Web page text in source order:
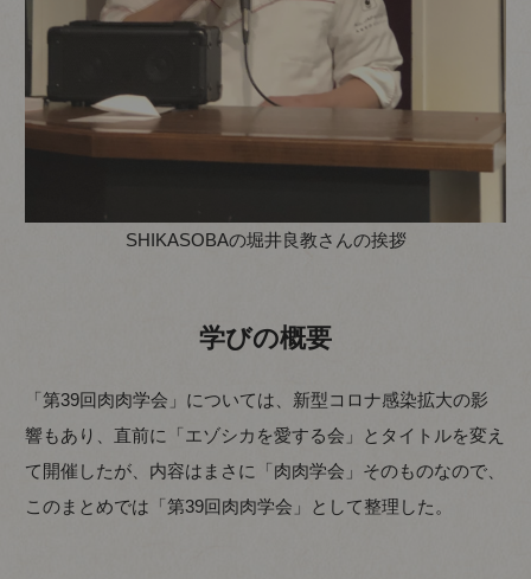
SHIKASOBAの堀井良教さんの挨拶
学びの概要
「第39回肉肉学会」については、新型コロナ感染拡大の影
響もあり、直前に「エゾシカを愛する会」とタイトルを変え
て開催したが、内容はまさに「肉肉学会」そのものなので、
このまとめでは「第39回肉肉学会」として整理した。